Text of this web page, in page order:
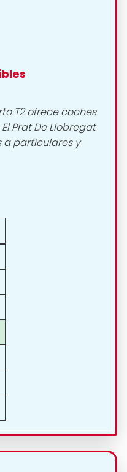
T2 ofrece coches
Prat De Llobregat
particulares y